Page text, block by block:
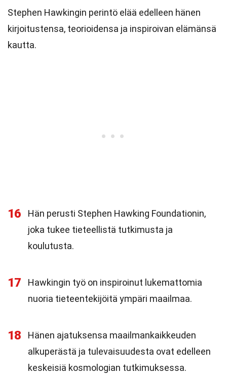
Stephen Hawkingin perintö elää edelleen hänen
kirjoitustensa, teorioidensa ja inspiroivan elämänsä
kautta.
16
Hän perusti Stephen Hawking Foundationin,
joka tukee tieteellistä tutkimusta ja
koulutusta.
17
Hawkingin työ on inspiroinut lukemattomia
nuoria tieteentekijöitä ympäri maailmaa.
18
Hänen ajatuksensa maailmankaikkeuden
alkuperästä ja tulevaisuudesta ovat edelleen
keskeisiä kosmologian tutkimuksessa.